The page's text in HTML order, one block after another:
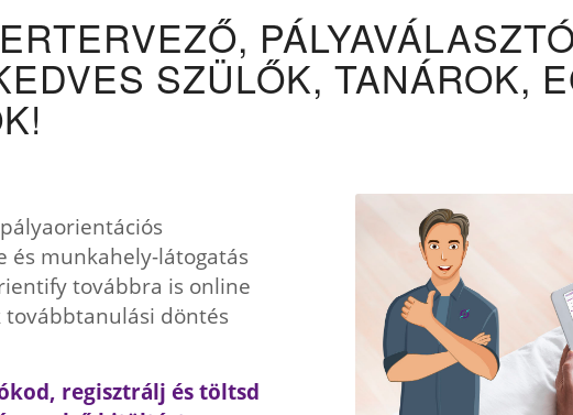
SZÜLŐK, TANÁROK,
és munkahely-látogatás
továbbra is online
döntés
regisztrálj és töltsd